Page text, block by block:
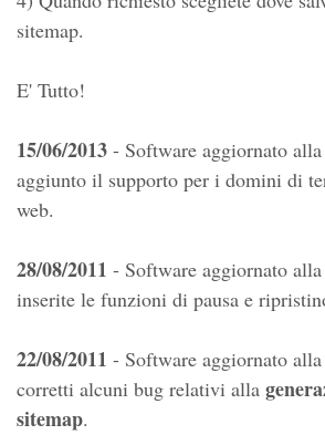
sitemap.
E' Tutto!
15/06/2013 - Software aggiornato
aggiunto il supporto per i domini di
web.
28/08/2011 - Software aggiornato
inserite le funzioni di pausa e
22/08/2011 - Software aggiornato
corretti alcuni bug relativi alla
sitemap.